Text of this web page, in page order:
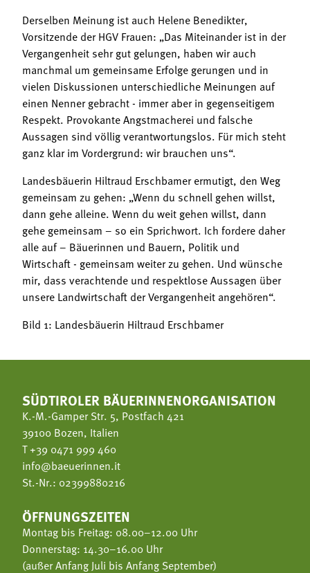
Derselben Meinung ist auch Helene Benedikter,
Vorsitzende der HGV Frauen: „Das Miteinander ist in der
Vergangenheit sehr gut gelungen, haben wir auch
manchmal um gemeinsame Erfolge gerungen und in
vielen Diskussionen unterschiedliche Meinungen auf
einen Nenner gebracht - immer aber in gegenseitigem
Respekt. Provokante Angstmacherei und falsche
Aussagen sind völlig verantwortungslos. Für mich steht
ganz klar im Vordergrund: wir brauchen uns“.
Landesbäuerin Hiltraud Erschbamer ermutigt, den Weg
gemeinsam zu gehen: „Wenn du schnell gehen willst,
dann gehe alleine. Wenn du weit gehen willst, dann
gehe gemeinsam – so ein Sprichwort. Ich fordere daher
alle auf – Bäuerinnen und Bauern, Politik und
Wirtschaft - gemeinsam weiter zu gehen. Und wünsche
mir, dass verachtende und respektlose Aussagen über
unsere Landwirtschaft der Vergangenheit angehören“.
Bild 1: Landesbäuerin Hiltraud Erschbamer
SÜDTIROLER BÄUERINNENORGANISATION
K.-M.-Gamper Str. 5, Postfach 421
39100 Bozen, Italien
T+39 0471 999 460
info@baeuerinnen.it
St.-Nr.: 02399880216
ÖFFNUNGSZEITEN
Montag bis Freitag: 08.00–12.00 Uhr
Donnerstag: 14.30–16.00 Uhr
(außer Anfang Juli bis Anfang September)